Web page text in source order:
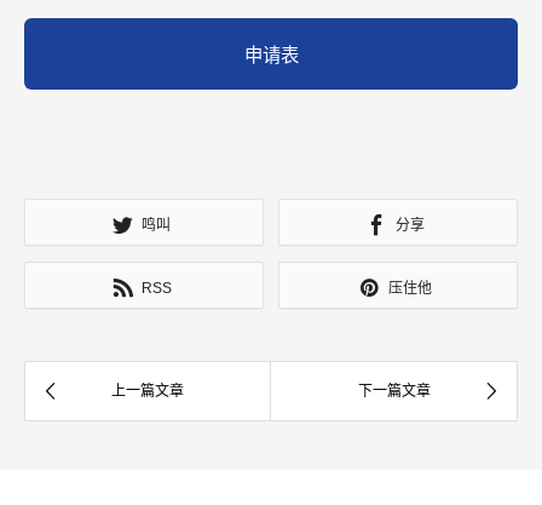
申请表
鸣叫 分享
RSS 压住他